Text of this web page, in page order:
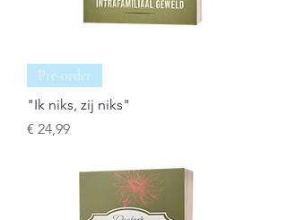
Pre-order
"Ik niks, zij niks"
Prijs
€ 24,99